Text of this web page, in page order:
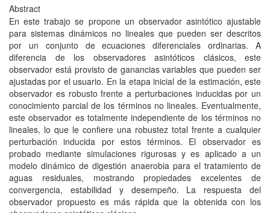
Abstract
En este trabajo se propone un observador asintótico ajustable
para sistemas dinámicos no lineales que pueden ser descritos
por un conjunto de ecuaciones diferenciales ordinarias. A
diferencia de los observadores asintóticos clásicos, este
observador está provisto de ganancias variables que pueden ser
ajustadas por el usuario. En la etapa inicial de la estimación, este
observador es robusto frente a perturbaciones inducidas por un
conocimiento parcial de los términos no lineales. Eventualmente,
este observador es totalmente independiente de los términos no
lineales, lo que le confiere una robustez total frente a cualquier
perturbación inducida por estos términos. El observador es
probado mediante simulaciones rigurosas y es aplicado a un
modelo dinámico de digestión anaerobia para el tratamiento de
aguas residuales, mostrando propiedades excelentes de
convergencia, estabilidad y desempeño. La respuesta del
observador propuesto es más rápida que la obtenida con los